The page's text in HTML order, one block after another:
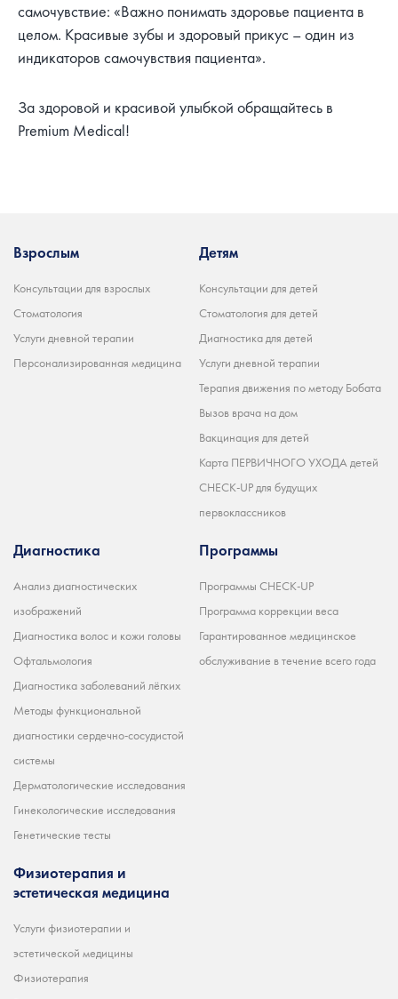
самочувствие: «Важно понимать здоровье пациента в
целом. Красивые зубы и здоровый прикус – один из
индикаторов самочувствия пациента».
За здоровой и красивой улыбкой обращайтесь в
Premium Medical!
Взрослым
Консультации для взрослых
Стоматология
Услуги дневной терапии
Персонализированная медицина
Детям
Консультации для детей
Стоматология для детей
Диагностика для детей
Услуги дневной терапии
Терапия движения по методу Бобата
Вызов врача на дом
Вакцинация для детей
Карта ПЕРВИЧНОГО УХОДА детей
CHECK-UP для будущих
первоклассников
Диагностика
Анализ диагностических
изображений
Диагностика волос и кожи головы
Офтальмология
Диагностика заболеваний лёгких
Методы функциональной
диагностики сердечно-сосудистой
системы
Дерматологические исследования
Гинекологические исследования
Генетические тесты
Физиотерапия и
эстетическая медицина
Услуги физиотерапии и
эстетической медицины
Физиотерапия
Программы
Программы CHECK-UP
Программа коррекции веса
Гарантированное медицинское
обслуживание в течение всего года